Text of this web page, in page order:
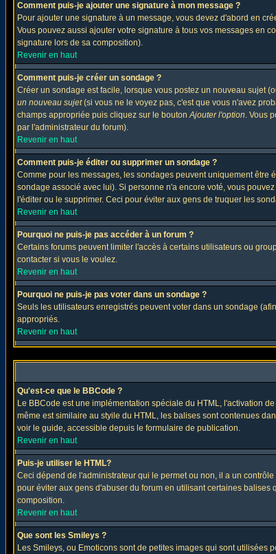
Comment puis-je ajouter une signature à mon message ?
Pour ajouter une signature à un message, vous devez d'abord en
Vous pouvez aussi ajouter votre signature à tous vos messages en
signature lors de sa composition).
Revenir en haut
Comment puis-je créer un sondage ?
Créer un sondage est facile, lorsque vous postez un nouveau sujet
un nouveau sujet(si vous ne le voyez pas, c'est que vous n'avez
champs appropriée puis cliquez sur le boutonAjouter l'option. Vous
par l'administrateur du forum).
Revenir en haut
Comment puis-je éditer ou supprimer un sondage ?
Comme pour les messages, les sondages peuvent uniquement être
sondage associé avec lui). Si personne n'a encore voté, vous
l'éditer ou le supprimer. Ceci pour éviter aux gens de truquer les
Revenir en haut
Pourquoi ne puis-je pas accéder à un forum ?
Certains forums peuvent limiter l'accès à certains utilisateurs ou
contacter si vous le voulez.
Revenir en haut
Pourquoi ne puis-je pas voter dans un sondage ?
Seuls les utilisateurs enregistrés peuvent voter dans un sondage
appropriés.
Revenir en haut
Qu'est-ce que le BBCode ?
Le BBCode est une implémentation spéciale du HTML, l'activation
même est similaire au styile du HTML, les balises sont contenues
voir le guide, accessible depuis le formulaire de publication.
Revenir en haut
Puis-je utiliser le HTML?
Ceci dépend de l'administrateur qui le permet ou non, il a un
pour éviter aux gens d'abuser du forum en utilisant certaines
composition.
Revenir en haut
Que sont les Smileys ?
Les Smileys, ou Emoticons sont de petites images qui sont utilisées